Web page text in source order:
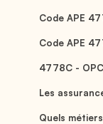
Code APE
Code APE
4778C -
Les
Quels